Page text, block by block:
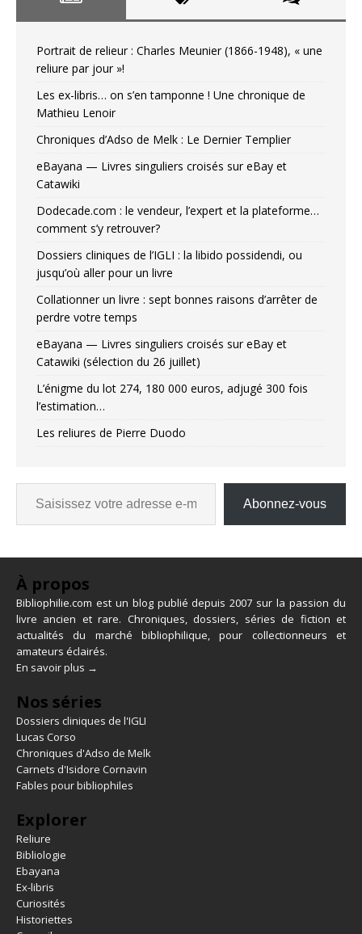
Portrait de relieur : Charles Meunier (1866-1948), « une
reliure par jour »!
Les ex-libris… on s’en tamponne ! Une chronique de
Mathieu Lenoir
Chroniques d’Adso de Melk : Le Dernier Templier
eBayana — Livres singuliers croisés sur eBay et
Catawiki
Dodecade.com : le vendeur, l’expert et la plateforme…
comment s’y retrouver?
Dossiers cliniques de l’IGLI : la libido possidendi, ou
jusqu’où aller pour un livre
Collationner un livre : sept bonnes raisons d’arrêter de
perdre votre temps
eBayana — Livres singuliers croisés sur eBay et
Catawiki (sélection du 26 juillet)
L’énigme du lot 274, 180 000 euros, adjugé 300 fois
l’estimation…
Les reliures de Pierre Duodo
Abonnez-vous
À propos
Bibliophilie.com est un blog publié depuis 2007 sur la passion du
livre ancien et rare. Chroniques, dossiers, séries de fiction et
actualités du marché bibliophilique, pour collectionneurs et
amateurs éclairés.
En savoir plus →
Nos séries
Dossiers cliniques de l'IGLI
Lucas Corso
Chroniques d'Adso de Melk
Carnets d'Isidore Cornavin
Fables pour bibliophiles
Explorer
Reliure
Bibliologie
Ebayana
Ex-libris
Curiosités
Historiettes